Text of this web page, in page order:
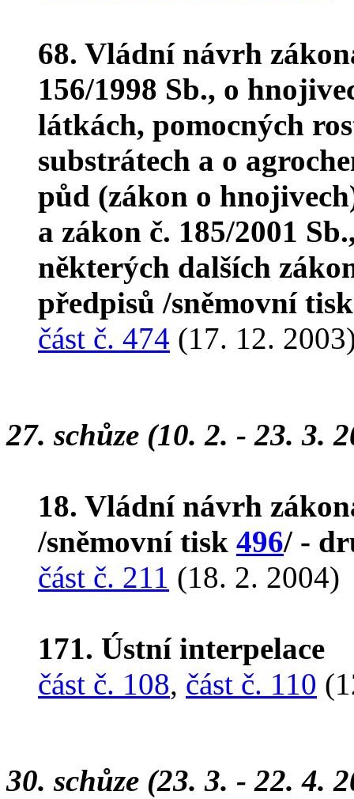
68. Vládní návrh
156/1998 Sb., o
látkách, pomocných
substrátech a o
půd (zákon o
a zákon č. 185/2001
některých dalších
předpisů /sněmovní
část č. 474 (17. 12.
27. schůze (10. 2. - 23. 3.
18. Vládní návrh
/sněmovní tisk 496/ -
část č. 211 (18. 2. 2004)
171. Ústní interpelace
část č. 108, část č. 110
30. schůze (23. 3. - 22. 4.